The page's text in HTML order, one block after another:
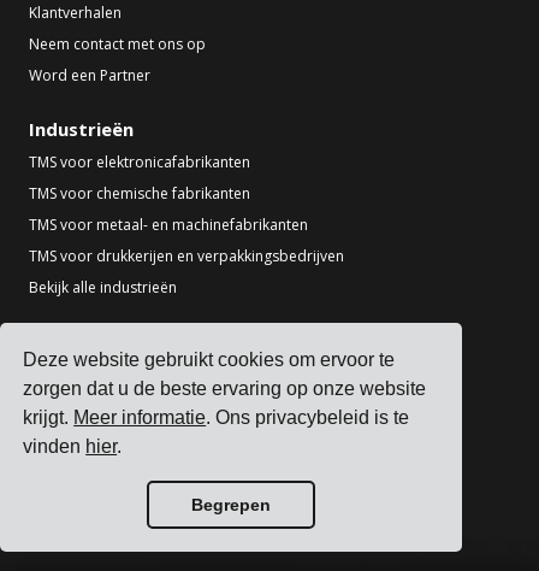
Deze website gebruikt cookies om ervoor te
zorgen dat u de beste ervaring op onze website
krijgt. Meer informatie. Ons privacybeleid is te
vinden hier.
Begrepen
Klantverhalen
Neem contact met ons op
Word een Partner
Industrieën
TMS voor elektronicafabrikanten
TMS voor chemische fabrikanten
TMS voor metaal- en machinefabrikanten
TMS voor drukkerijen en verpakkingsbedrijven
Bekijk alle industrieën
Referenties
Vervoerdersintegraties
Informatie voor vervoerders